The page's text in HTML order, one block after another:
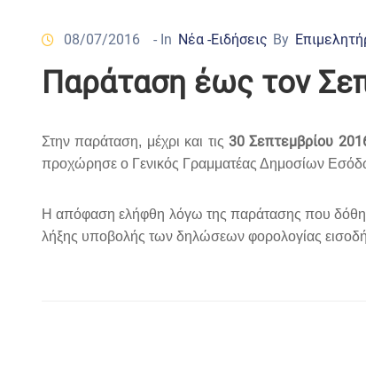
08/07/2016 - In Νέα -Ειδήσεις By
Παράταση έως τον
Στην παράταση, μέχρι και τις 30 Σεπτεμβρίου
προχώρησε ο Γενικός Γραμματέας Δημοσίων
Η απόφαση ελήφθη λόγω της παράτασης που
λήξης υποβολής των δηλώσεων φορολογίας